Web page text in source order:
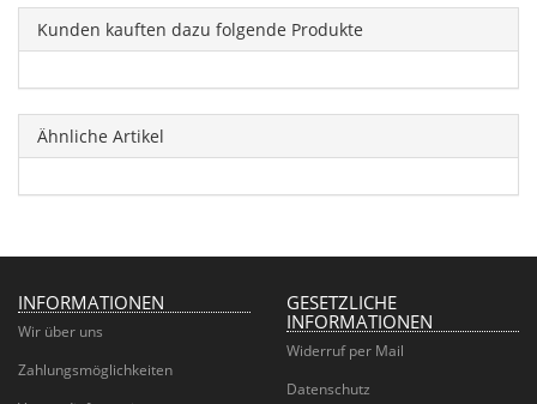
Kunden kauften dazu folgende Produkte
Ähnliche Artikel
INFORMATIONEN
Wir über uns
Zahlungsmöglichkeiten
GESETZLICHE
INFORMATIONEN
Widerruf per Mail
Datenschutz